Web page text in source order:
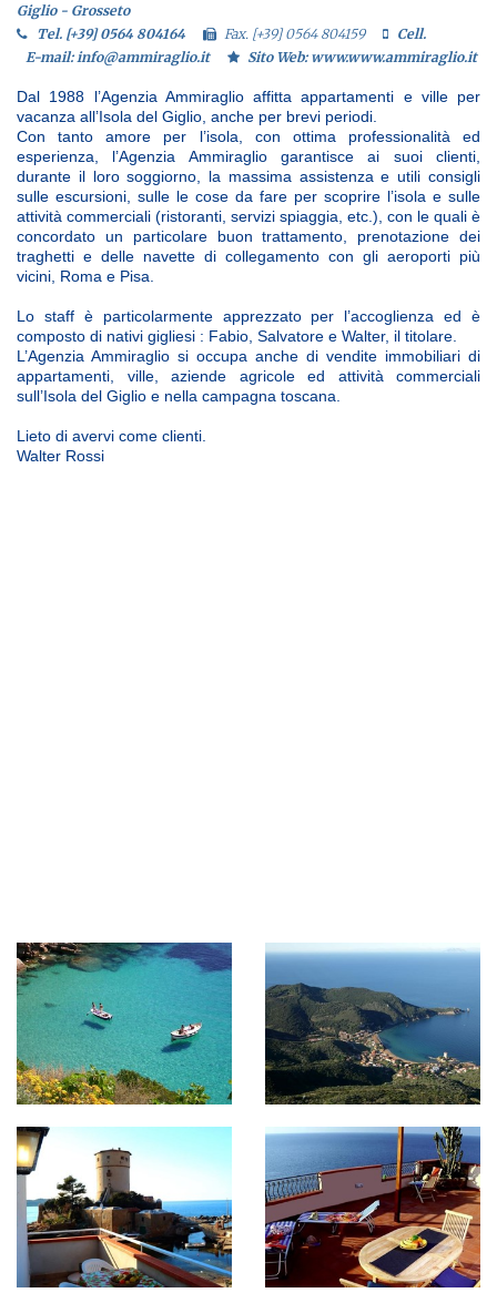
Giglio - Grosseto
Tel. [+39] 0564 804164
Fax. [+39] 0564 804159
Cell.
E-mail: info@ammiraglio.it
Sito Web: www.www.ammiraglio.it
Dal 1988 l’Agenzia Ammiraglio affitta appartamenti e ville per
vacanza all’Isola del Giglio, anche per brevi periodi.
Con tanto amore per l’isola, con ottima professionalità ed
esperienza, l’Agenzia Ammiraglio garantisce ai suoi clienti,
durante il loro soggiorno, la massima assistenza e utili consigli
sulle escursioni, sulle le cose da fare per scoprire l’isola e sulle
attività commerciali (ristoranti, servizi spiaggia, etc.), con le quali è
concordato un particolare buon trattamento, prenotazione dei
traghetti e delle navette di collegamento con gli aeroporti più
vicini, Roma e Pisa.
Lo staff è particolarmente apprezzato per l’accoglienza ed è
composto di nativi gigliesi : Fabio, Salvatore e Walter, il titolare.
L’Agenzia Ammiraglio si occupa anche di vendite immobiliari di
appartamenti, ville, aziende agricole ed attività commerciali
sull’Isola del Giglio e nella campagna toscana.
Lieto di avervi come clienti.
Walter Rossi